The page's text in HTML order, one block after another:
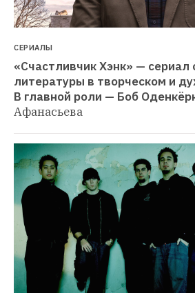
СЕРИАЛЫ
«Счастливчик Хэнк» — сериал
литературы в творческом и
В главной роли — Боб
Афанасьева